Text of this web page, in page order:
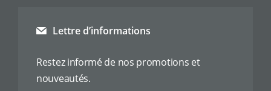
Lettre d’informations
Restez informé de nos promotions et
nouveautés.